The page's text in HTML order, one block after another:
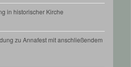
in historischer Kirche
zu Annafest mit anschließendem